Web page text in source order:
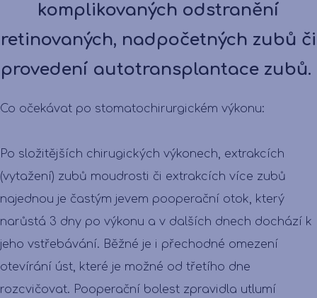
komplikovaných odstranění
retinovaných, nadpočetných zubů či
provedení autotransplantace zubů.
Co očekávat po stomatochirurgickém výkonu:
Po složitějších chirugických výkonech, extrakcích
(vytažení) zubů moudrosti či extrakcích více zubů
najednou je častým jevem pooperační otok, který
narůstá 3 dny po výkonu a v dalších dnech dochází k
jeho vstřebávání. Běžné je i přechodné omezení
otevírání úst, které je možné od třetího dne
rozcvičovat. Pooperační bolest zpravidla utlumí